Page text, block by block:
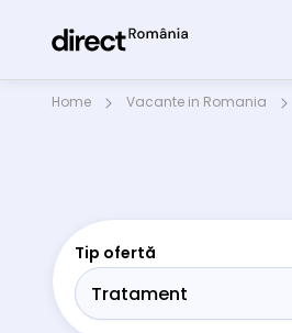
Home Vacante in Romania
Tip ofertă